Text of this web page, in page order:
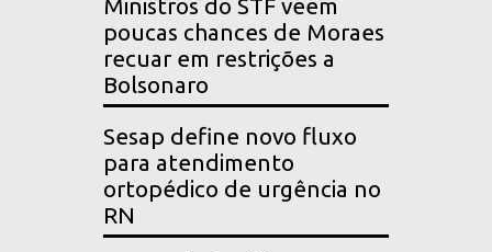
Ministros do STF veem
poucas chances de Moraes
recuar em restrições a
Bolsonaro
Sesap define novo fluxo
para atendimento
ortopédico de urgência no
RN